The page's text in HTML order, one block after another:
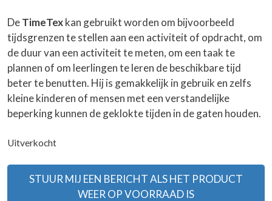
DeTimeTexkan gebruikt worden om bijvoorbeeld
tijdsgrenzen te stellen aan een activiteit of opdracht, om
de duur van een activiteit te meten, om een taak te
plannen of om leerlingen te leren de beschikbare tijd
beter te benutten. Hij is gemakkelijk in gebruik en zelfs
kleine kinderen of mensen met een verstandelijke
beperking kunnen de geklokte tijden in de gaten houden.
Uitverkocht
STUUR MIJ EEN BERICHT ALS HET PRODUCT
WEER OP VOORRAAD IS